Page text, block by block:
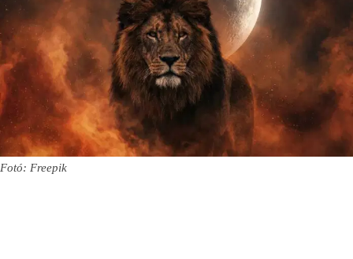
Fotó: Freepik